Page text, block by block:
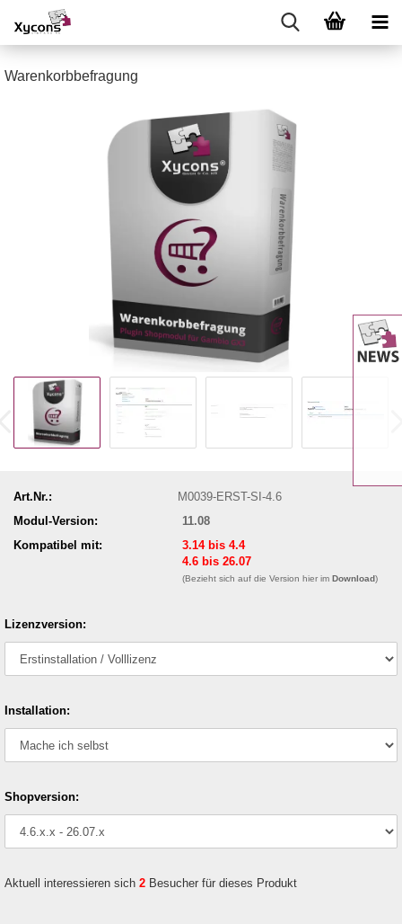
Warenkorbbefragung
Art.Nr.:
M0039-ERST-SI-4.6
Modul-Version:
11.08
Kompatibel mit:
3.14 bis 4.4
4.6 bis 26.07
(Bezieht sich auf die Version hier im Download)
Lizenzversion:
Installation:
Shopversion:
Aktuell interessieren sich 2 Besucher für dieses Produkt